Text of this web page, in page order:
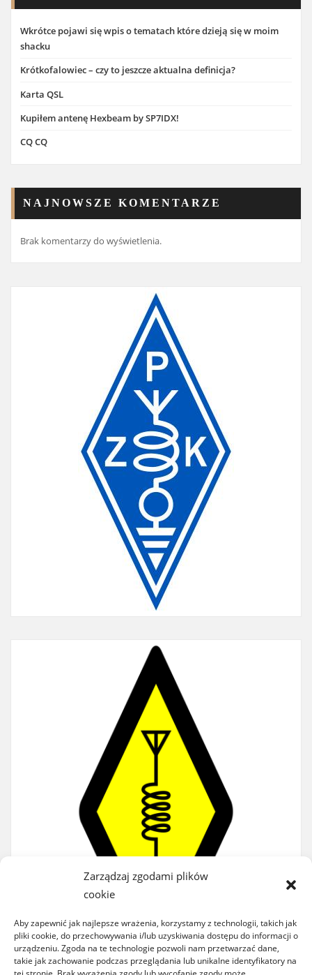
Zarządzaj zgodami plików
cookie
Aby zapewnić jak najlepsze wrażenia, korzystamy z technologii, takich jak
pliki cookie, do przechowywania i/lub uzyskiwania dostępu do informacji o
urządzeniu. Zgoda na te technologie pozwoli nam przetwarzać dane,
takie jak zachowanie podczas przeglądania lub unikalne identyfikatory na
Wkrótce pojawi się wpis o tematach które dzieją się w moim
shacku
Krótkofalowiec – czy to jeszcze aktualna definicja?
Karta QSL
Kupiłem antenę Hexbeam by SP7IDX!
CQ CQ
NAJNOWSZE KOMENTARZE
Brak komentarzy do wyświetlenia.